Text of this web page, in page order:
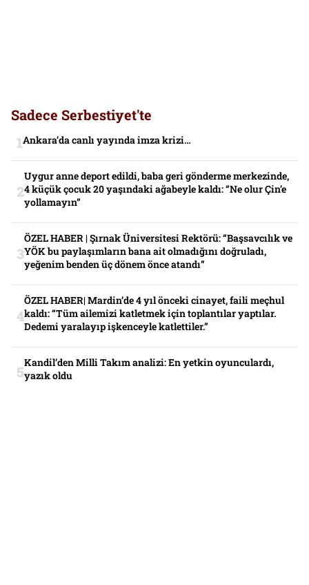
Sadece Serbestiyet'te
Ankara’da canlı yayında imza krizi…
Uygur anne deport edildi, baba geri gönderme merkezinde,
4 küçük çocuk 20 yaşındaki ağabeyle kaldı: “Ne olur Çin’e
yollamayın”
ÖZEL HABER | Şırnak Üniversitesi Rektörü: “Başsavcılık ve
YÖK bu paylaşımların bana ait olmadığını doğruladı,
yeğenim benden üç dönem önce atandı”
ÖZEL HABER| Mardin’de 4 yıl önceki cinayet, faili meçhul
kaldı: “Tüm ailemizi katletmek için toplantılar yaptılar.
Dedemi yaralayıp işkenceyle katlettiler.”
Kandil’den Milli Takım analizi: En yetkin oyunculardı,
yazık oldu